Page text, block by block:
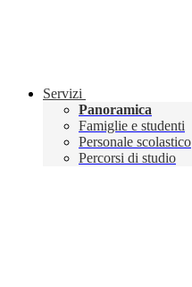
Servizi
Panoramica
Famiglie e studenti
Personale scolastico
Percorsi di studio